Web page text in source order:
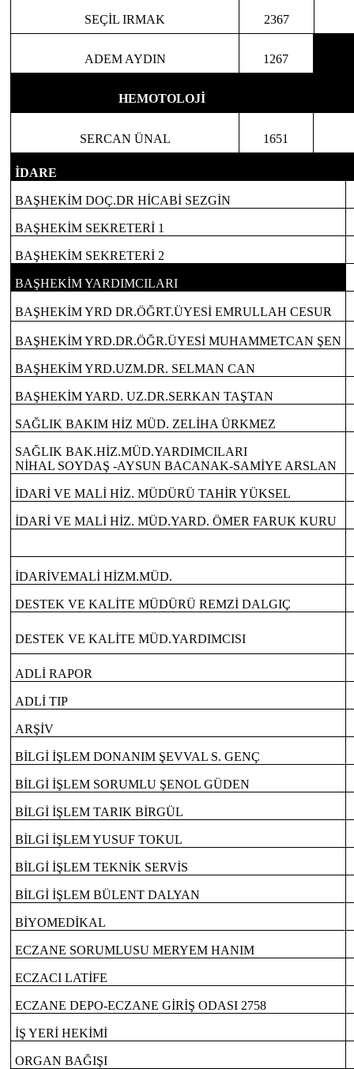
SEÇİL IRMAK 2367
ADEM AYDIN 1267
HEMOTOLOJİ
SERCAN ÜNAL 1651
İDARE
BAŞHEKİM DOÇ.DR HİCABİ SEZGİN
BAŞHEKİM SEKRETERİ 1
BAŞHEKİM SEKRETERİ 2
BAŞHEKİM YARDIMCILARI
BAŞHEKİM YRD DR.ÖĞRT.ÜYESİ EMRULLAH CESUR
BAŞHEKİM YRD.DR.ÖĞR.ÜYESİ MUHAMMETCAN ŞEN
BAŞHEKİM YRD.UZM.DR. SELMAN CAN
BAŞHEKİM YARD. UZ.DR.SERKAN TAŞTAN
SAĞLIK BAKIM HİZ MÜD. ZELİHA ÜRKMEZ
SAĞLIK BAK.HİZ.MÜD.YARDIMCILARI
NİHAL SOYDAŞ -AYSUN BACANAK-SAMİYE ARSLAN
İDARİ VE MALİ HİZ. MÜDÜRÜ TAHİR YÜKSEL
İDARİ VE MALİ HİZ. MÜD.YARD. ÖMER FARUK KURU
İDARİVEMALİ HİZM.MÜD.
DESTEK VE KALİTE MÜDÜRÜ REMZİ DALGIÇ
DESTEK VE KALİTE MÜD.YARDIMCISI
ADLİ RAPOR
ADLİ TIP
ARŞİV
BİLGİ İŞLEM DONANIM ŞEVVAL S. GENÇ
BİLGİ İŞLEM SORUMLU ŞENOL GÜDEN
BİLGİ İŞLEM TARIK BİRGÜL
BİLGİ İŞLEM YUSUF TOKUL
BİLGİ İŞLEM TEKNİK SERVİS
BİLGİ İŞLEM BÜLENT DALYAN
BİYOMEDİKAL
ECZANE SORUMLUSU MERYEM HANIM
ECZACI LATİFE
ECZANE DEPO-ECZANE GİRİŞ ODASI 2758
İŞ YERİ HEKİMİ
ORGAN BAĞIŞI